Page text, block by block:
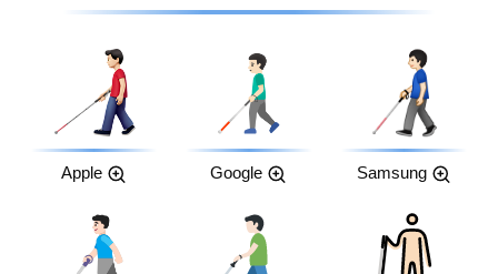
Apple Google Samsung